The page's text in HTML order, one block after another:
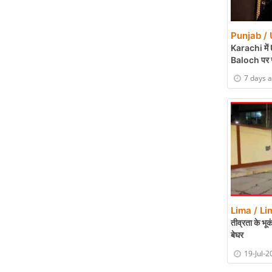
Punjab /
Karachi में
Baloch पर
7 days
Lima /
तीव्रता के
बेघर
19-Jul-